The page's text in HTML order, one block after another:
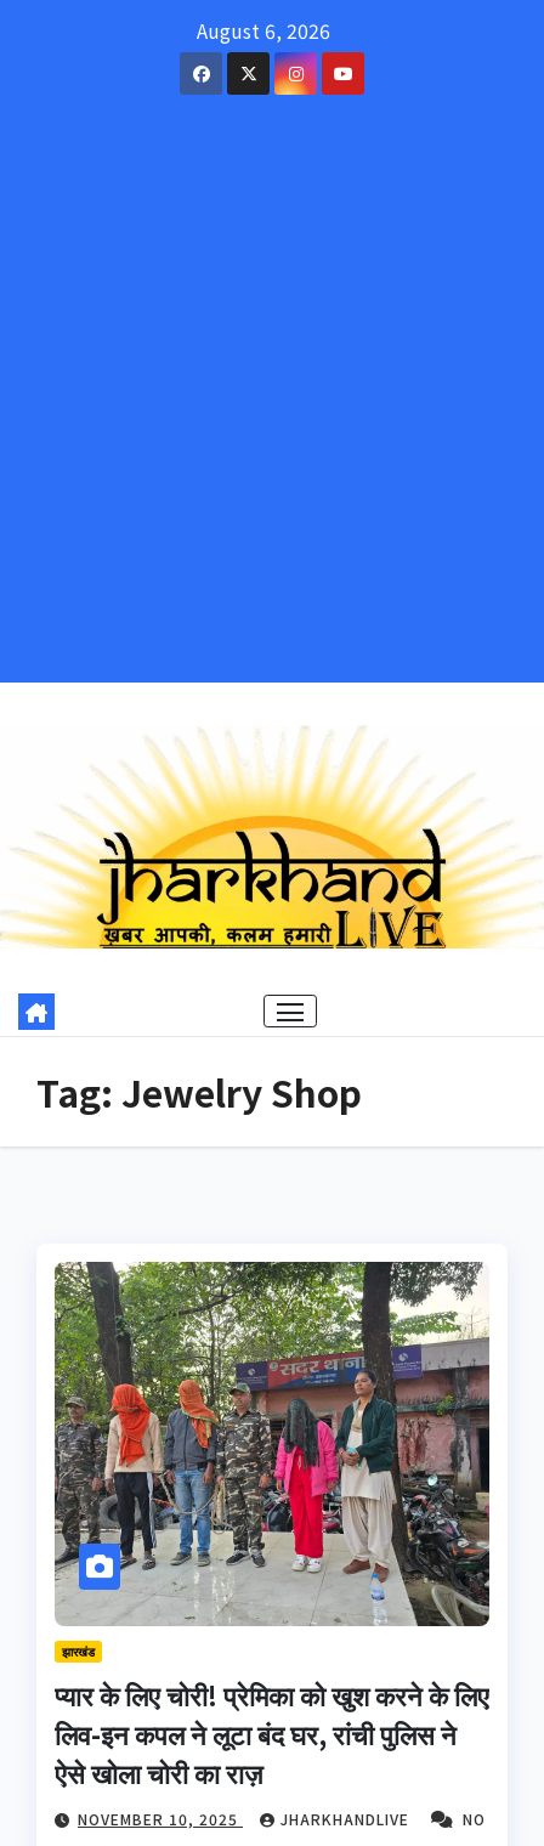
August 6, 2026
Tag: Jewelry Shop
झारखंड
प्यार के लिए चोरी! प्रेमिका को खुश करने के लिए
लिव-इन कपल ने लूटा बंद घर, रांची पुलिस ने
ऐसे खोला चोरी का राज़
NOVEMBER 10, 2025 JHARKHANDLIVE
NO